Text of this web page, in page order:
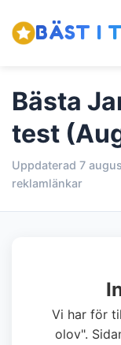
BÄST I
Bästa
test
Uppdaterad 7
reklamlänkar
Vi har för
olov".